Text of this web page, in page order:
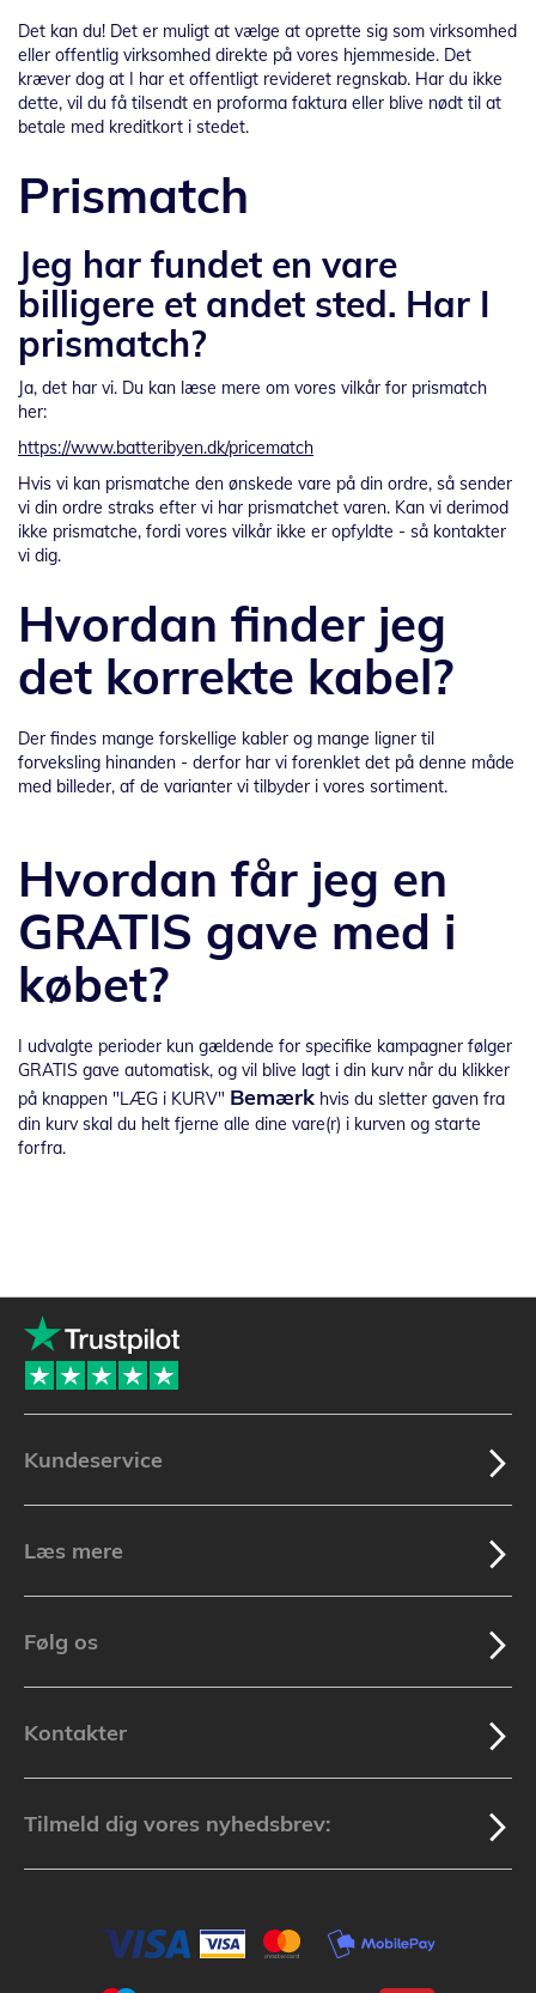
Det kan du! Det er muligt at vælge at oprette sig som virksomhed
eller offentlig virksomhed direkte på vores hjemmeside. Det
kræver dog at I har et offentligt revideret regnskab. Har du ikke
dette, vil du få tilsendt en proforma faktura eller blive nødt til at
betale med kreditkort i stedet.
Prismatch
Jeg har fundet en vare
billigere et andet sted. Har I
prismatch?
Ja, det har vi. Du kan læse mere om vores vilkår for prismatch
her:
https://www.batteribyen.dk/pricematch
Hvis vi kan prismatche den ønskede vare på din ordre, så sender
vi din ordre straks efter vi har prismatchet varen. Kan vi derimod
ikke prismatche, fordi vores vilkår ikke er opfyldte - så kontakter
vi dig.
Hvordan finder jeg
det korrekte kabel?
Der findes mange forskellige kabler og mange ligner til
forveksling hinanden - derfor har vi forenklet det på denne måde
med billeder, af de varianter vi tilbyder i vores sortiment.
Hvordan får jeg en
GRATIS gave med i
købet?
I udvalgte perioder kun gældende for specifike kampagner følger
GRATIS gave automatisk, og vil blive lagt i din kurv når du klikker
på knappen "LÆG i KURV" Bemærk hvis du sletter gaven fra
din kurv skal du helt fjerne alle dine vare(r) i kurven og starte
forfra.
Kundeservice
Læs mere
Følg os
Kontakter
Tilmeld dig vores nyhedsbrev: